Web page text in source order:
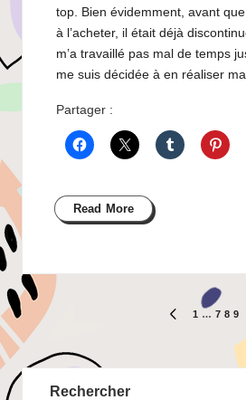
top. Bien évidemment, avant
à l’acheter, il était déjà
m’a travaillé pas mal de temps
me suis décidée à en réaliser
Partager :
Read More
Pagination
des
publications
PREVIOUS
1 … 7 8 9
Rechercher